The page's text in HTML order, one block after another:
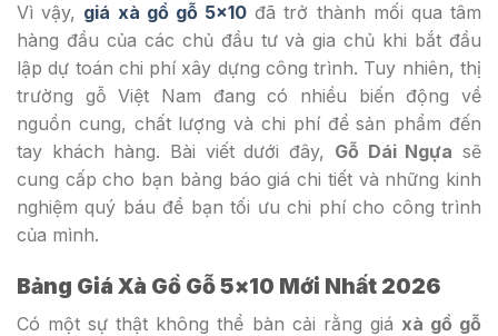
Vì vậy, giá xà gồ gỗ 5×10 đã trở thành mối qua tâm
hàng đầu của các chủ đầu tư và gia chủ khi bắt đầu
lập dự toán chi phí xây dựng công trình. Tuy nhiên, thị
trường gỗ Việt Nam đang có nhiều biến động về
nguồn cung, chất lượng và chi phí để sản phẩm đến
tay khách hàng. Bài viết dưới đây, Gỗ Dái Ngựa sẽ
cung cấp cho bạn bảng báo giá chi tiết và những kinh
nghiệm quý báu để bạn tối ưu chi phí cho công trình
của mình.
Bảng Giá Xà Gồ Gỗ 5×10 Mới Nhất 2026
Có một sự thật không thể bàn cải rằng giá xà gồ gỗ